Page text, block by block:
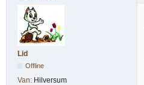
Lid
Offline
Van: Hilversum